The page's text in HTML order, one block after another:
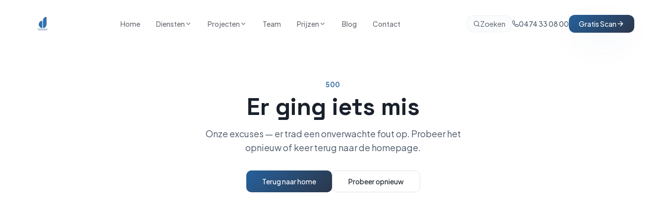
Home Diensten Projecten Team Prijzen Blog Contact Zoeken 0474 33 08 00 Gratis Scan
500
Er ging iets mis
Onze excuses — er trad een onverwachte fout op. Probeer het
opnieuw of keer terug naar de homepage.
Terug naar home Probeer opnieuw